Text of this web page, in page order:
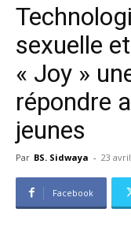
sexuelle
« Joy »
répondre
jeunes
Par BS. Sidwaya - 23
Facebook